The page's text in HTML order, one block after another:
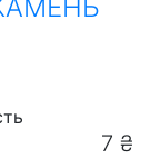
7 ₴